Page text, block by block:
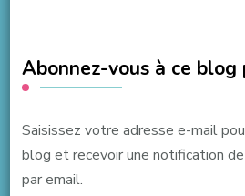
Abonnez-vous à ce blog
Saisissez votre adresse e-mail
blog et recevoir une notification
par email.